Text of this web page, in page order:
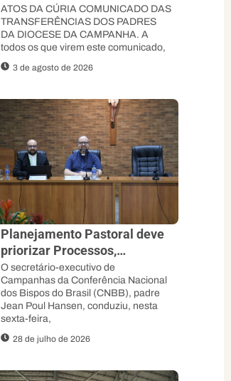
PADRES DA DIOCESE DA
CAMPANHA
ATOS DA CÚRIA COMUNICADO DAS
TRANSFERÊNCIAS DOS PADRES
DA DIOCESE DA CAMPANHA. A
todos os que virem este comunicado,
3 de agosto de 2026
Planejamento Pastoral deve
priorizar Processos,
Sinodalidade e abertura ao
Espírito, orienta padre Jean
Poul
O secretário-executivo de
Campanhas da Conferência Nacional
dos Bispos do Brasil (CNBB), padre
Jean Poul Hansen, conduziu, nesta
sexta-feira,
28 de julho de 2026